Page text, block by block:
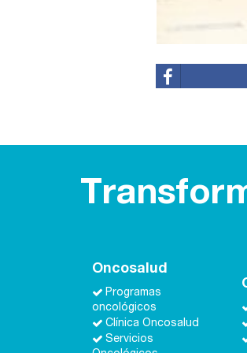
Oncosalud
Programas
oncológicos
Clínica Oncosalud
Servicios